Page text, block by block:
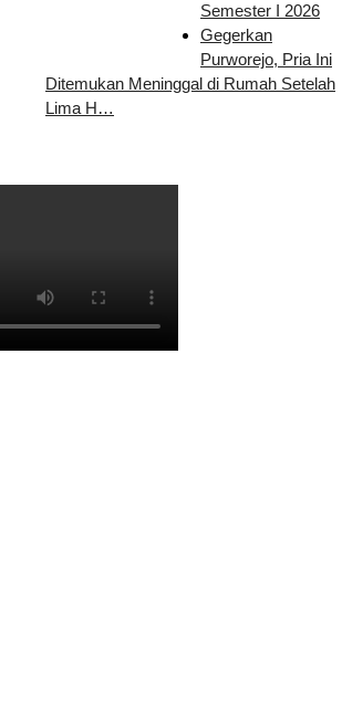
Semester I 2026
Gegerkan
Purworejo, Pria Ini
Ditemukan Meninggal di Rumah Setelah
Lima H…